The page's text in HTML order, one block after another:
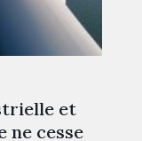
et
ne cesse